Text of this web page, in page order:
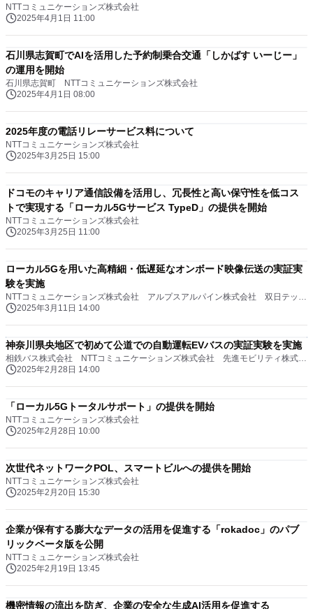
NTTコミュニケーションズ株式会社
2025年4月1日 11:00
石川県志賀町でAIを活用した予約制乗合交通「しかばす いーじー」
の運用を開始
石川県志賀町 NTTコミュニケーションズ株式会社
2025年4月1日 08:00
2025年度の電話リレーサービス料について
NTTコミュニケーションズ株式会社
2025年3月25日 15:00
ドコモのキャリア通信設備を活用し、冗長性と高い保守性を低コス
トで実現する「ローカル5Gサービス TypeD」の提供を開始
NTTコミュニケーションズ株式会社
2025年3月25日 11:00
ローカル5Gを用いた高精細・低遅延なオンボード映像伝送の実証実
験を実施
NTTコミュニケーションズ株式会社 アルプスアルパイン株式会社 双日テックイノベーション株式会社
2025年3月11日 14:00
神奈川県央地区で初めて公道での自動運転EVバスの実証実験を実施
相鉄バス株式会社 NTTコミュニケーションズ株式会社 先進モビリティ株式会社 海老名市
2025年2月28日 14:00
「ローカル5Gトータルサポート」の提供を開始
NTTコミュニケーションズ株式会社
2025年2月28日 10:00
次世代ネットワークPOL、スマートビルへの提供を開始
NTTコミュニケーションズ株式会社
2025年2月20日 15:30
企業が保有する膨大なデータの活用を促進する「rokadoc」のパブ
リックベータ版を公開
NTTコミュニケーションズ株式会社
2025年2月19日 13:45
機密情報の流出を防ぎ、企業の安全な生成AI活用を促進する